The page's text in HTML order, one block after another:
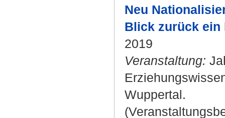
Neu
Blick zurück ein
2019
Veranstaltung:
Wuppertal.